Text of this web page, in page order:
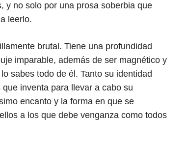
y no solo por una prosa soberbia que
leerlo.
brutal. Tiene una profundidad
imparable, además de ser magnético y
sabes todo de él. Tanto su identidad
inventa para llevar a cabo su
encanto y la forma en que se
a los que debe venganza como todos